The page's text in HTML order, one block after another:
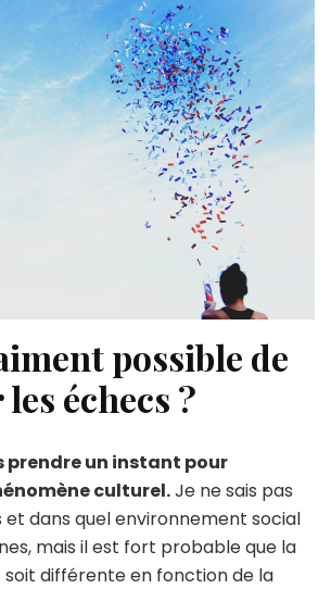
possible de
échecs ?
prendre un instant pour
culturel.Je ne sais pas
et dans quel environnement social
mais il est fort probable que la
soit différente en fonction de la